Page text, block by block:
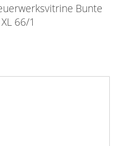
Bunte
66/1